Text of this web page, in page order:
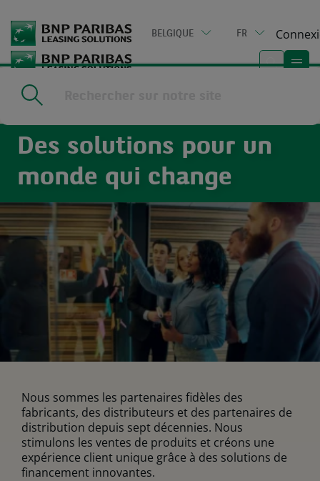
to
main
content
BELGIQUE FR
Home
Des solutions pour un
monde qui change
Nous sommes les partenaires fidèles des
fabricants, des distributeurs et des partenaires de
distribution depuis sept décennies. Nous
stimulons les ventes de produits et créons une
expérience client unique grâce à des solutions de
financement innovantes.